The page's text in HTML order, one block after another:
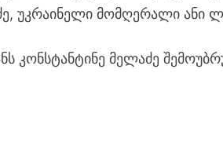
უკრაინელი მომღერალი ანი
მელაძე